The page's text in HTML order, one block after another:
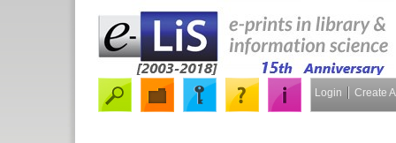
Login Create